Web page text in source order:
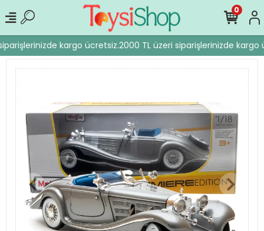
kargo ücretsiz.2000 TL üzeri siparişlerinizde kargo
0